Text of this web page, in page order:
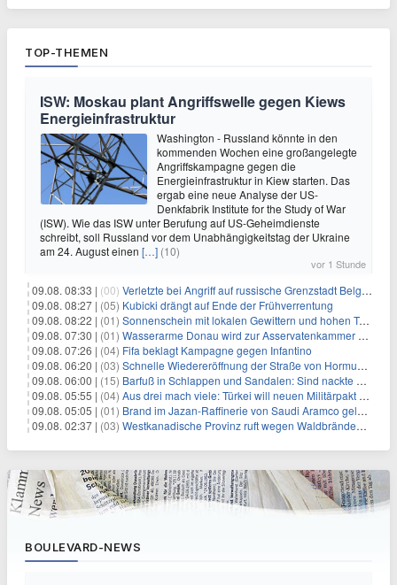
TOP-THEMEN
ISW: Moskau plant Angriffswelle gegen Kiews
Energieinfrastruktur
Washington - Russland könnte in den
kommenden Wochen eine großangelegte
Angriffskampagne gegen die
Energieinfrastruktur in Kiew starten. Das
ergab eine neue Analyse der US-
Denkfabrik Institute for the Study of War
(ISW). Wie das ISW unter Berufung auf US-Geheimdienste
schreibt, soll Russland vor dem Unabhängigkeitstag der Ukraine
am 24. August einen […] (10)
vor 1 Stunde
09.08. 08:33 | (00) Verletzte bei Angriff auf russische Grenzstadt Belgorod
09.08. 08:27 | (05) Kubicki drängt auf Ende der Frühverrentung
09.08. 08:22 | (01) Sonnenschein mit lokalen Gewittern und hohen Temperaturen
09.08. 07:30 | (01) Wasserarme Donau wird zur Asservatenkammer der Geschichte
09.08. 07:26 | (04) Fifa beklagt Kampagne gegen Infantino
09.08. 06:20 | (03) Schnelle Wiedereröffnung der Straße von Hormus ungewiss
09.08. 06:00 | (15) Barfuß in Schlappen und Sandalen: Sind nackte Füße eklig?
09.08. 05:55 | (04) Aus drei mach viele: Türkei will neuen Militärpakt erweitern
09.08. 05:05 | (01) Brand im Jazan-Raffinerie von Saudi Aramco gelöscht: Auswirkungen auf die Energiemärkte
09.08. 02:37 | (03) Westkanadische Provinz ruft wegen Waldbränden Notstand aus
BOULEVARD-NEWS